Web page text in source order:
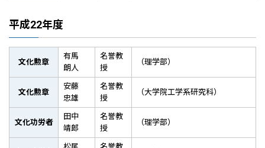
平成22年度
文化勲章
有馬
朗人
名誉教
授
（理学部）
文化勲章
安藤
忠雄
名誉教
授
（大学院工学系研究科）
文化功労者
田中
靖郎
名誉教
授
（理学部）